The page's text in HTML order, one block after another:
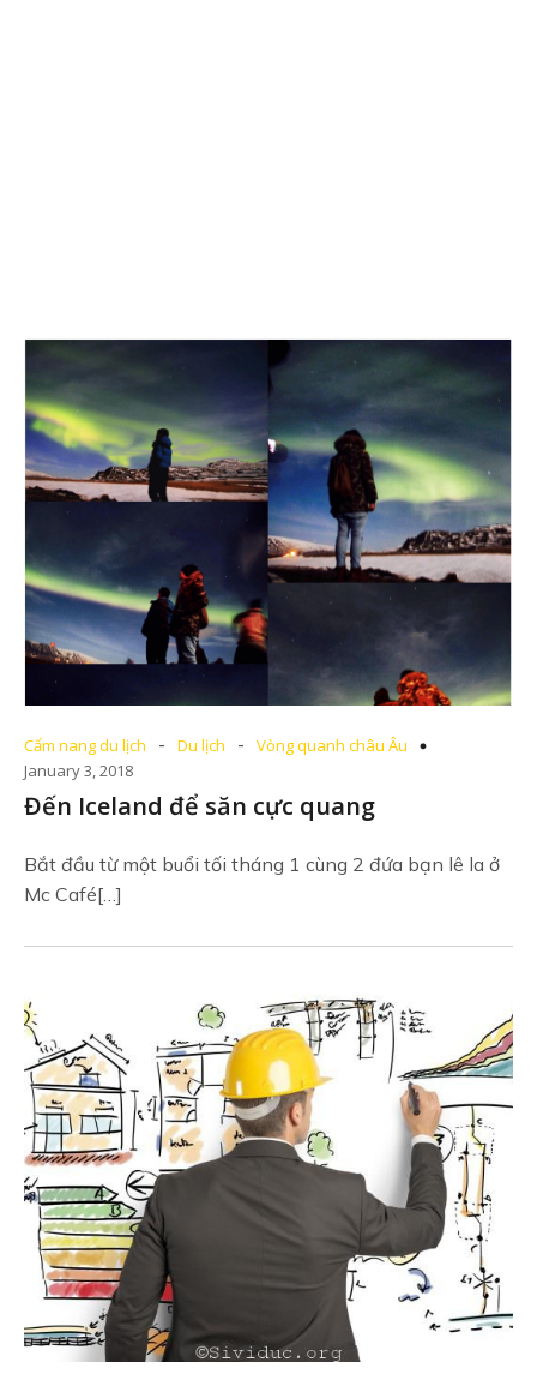
Cẩm nang du lịch - Du lịch -
Vòng quanh châu Âu
January 3, 2018
Đến Iceland để săn cực quang
Bắt đầu từ một buổi tối tháng 1 cùng 2 đứa bạn lê la ở
Mc Café[…]